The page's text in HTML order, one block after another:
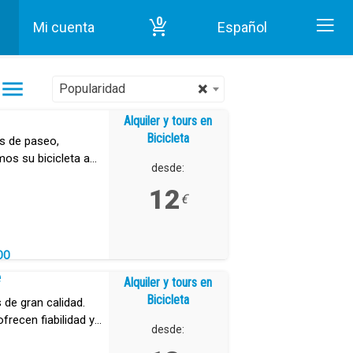
Mi cuenta 0 Español
Alquiler y tours en Bicicleta en Tenerife
×
Popularidad
de paseo,
su bicicleta a
Alquiler y tours en
Bicicleta
desde:
12 €
gran calidad.
fiabilidad y
Alquiler y tours en
Bicicleta
desde: